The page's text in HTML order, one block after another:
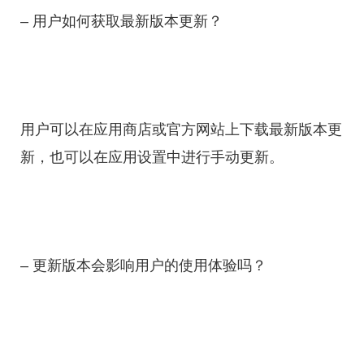
– 用户如何获取最新版本更新？
用户可以在应用商店或官方网站上下载最新版本更
新，也可以在应用设置中进行手动更新。
– 更新版本会影响用户的使用体验吗？